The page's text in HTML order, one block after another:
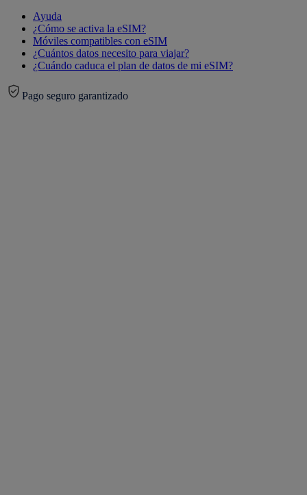
Ayuda
¿Cómo se activa la eSIM?
Móviles compatibles con eSIM
¿Cuántos datos necesito para viajar?
¿Cuándo caduca el plan de datos de mi eSIM?
Pago seguro garantizado